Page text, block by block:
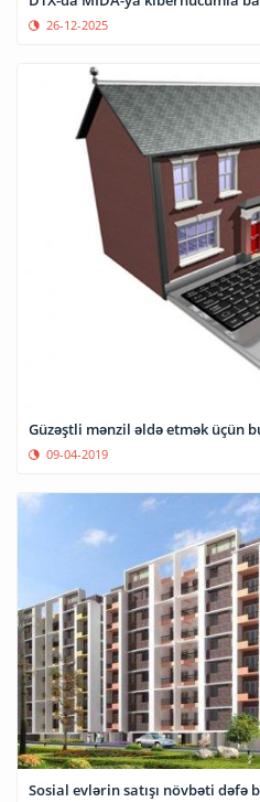
26-12-2025
Güzəştli mənzil əldə etmək üçün
09-04-2019
Sosial evlərin satışı növbəti dəfə